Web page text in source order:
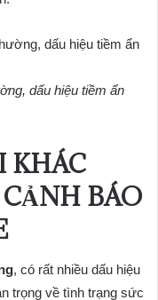
dấu hiệu tiềm ẩn
KHÁC
BÁO
, có rất nhiều dấu hiệu
trọng về tình trạng sức